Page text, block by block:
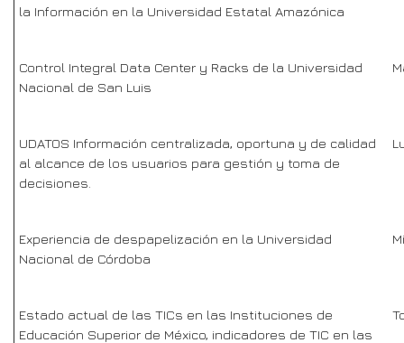
la Información en la Universidad Estatal Amazónica
Control Integral Data Center y Racks de la Universidad
Nacional de San Luis
UDATOS Información centralizada, oportuna y de calidad
al alcance de los usuarios para gestión y toma de
decisiones.
Experiencia de despapelización en la Universidad
Nacional de Córdoba
Estado actual de las TICs en las Instituciones de
Educación Superior de México, indicadores de TIC en las